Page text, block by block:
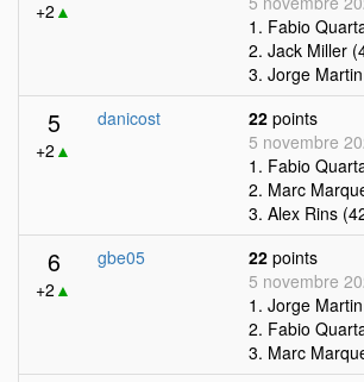
+2 ▲
1. Fabio
2. Jack Miller
3. Jorge
5
+2 ▲
danicost 22 points
5 novembre
1. Fabio
2. Marc
3. Alex Rins
6
+2 ▲
gbe05 22 points
5 novembre
1. Jorge
2. Fabio
3. Marc